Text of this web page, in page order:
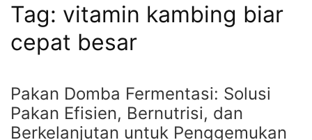
Tag: vitamin kambing biar
cepat besar
Pakan Domba Fermentasi: Solusi
Pakan Efisien, Bernutrisi, dan
Berkelanjutan untuk Penggemukan